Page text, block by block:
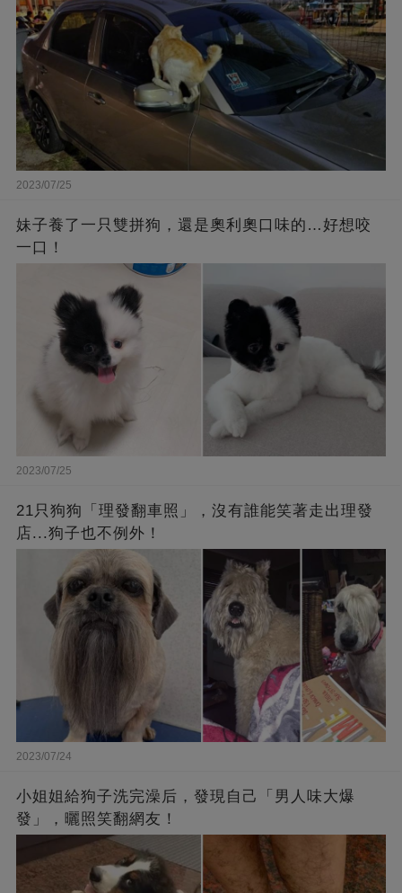
2023/07/25
妹子養了一只雙拼狗，還是奧利奧口味的…好想咬
一口！
2023/07/25
21只狗狗「理發翻車照」，沒有誰能笑著走出理發
店...狗子也不例外！
2023/07/24
小姐姐給狗子洗完澡后，發現自己「男人味大爆
發」，曬照笑翻網友！